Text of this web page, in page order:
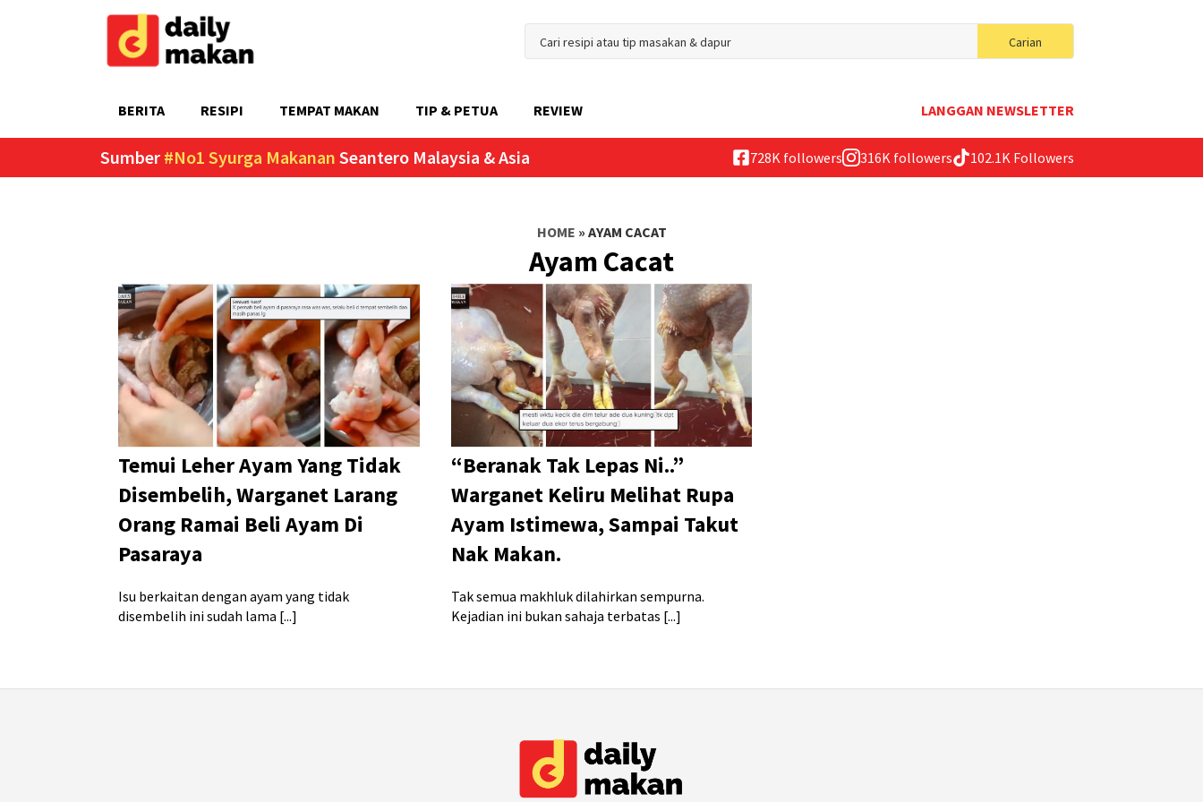
Carian
for:
BERITA RESIPI TEMPAT MAKAN TIP & PETUA REVIEW LANGGAN NEWSLETTER
Sumber #No1 Syurga Makanan Seantero Malaysia & Asia 728K followers 316K followers 102.1K Followers
HOME » AYAM CACAT
Ayam Cacat
Temui Leher Ayam Yang Tidak
Disembelih, Warganet Larang
Orang Ramai Beli Ayam Di
Pasaraya
Isu berkaitan dengan ayam yang tidak
disembelih ini sudah lama [...]
“Beranak Tak Lepas Ni..”
Warganet Keliru Melihat Rupa
Ayam Istimewa, Sampai Takut
Nak Makan.
Tak semua makhluk dilahirkan sempurna.
Kejadian ini bukan sahaja terbatas [...]